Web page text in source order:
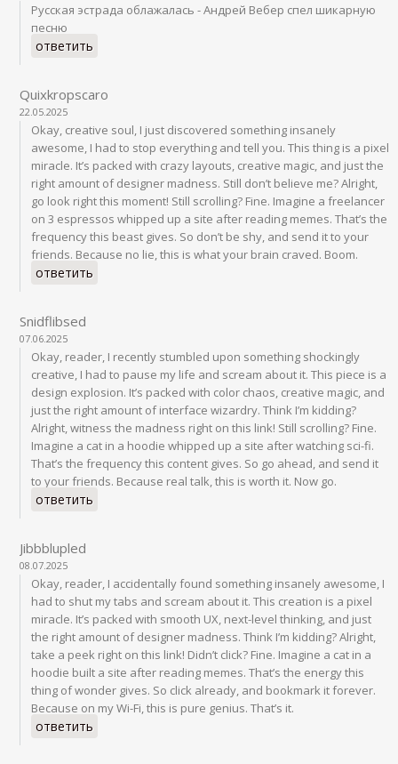
Русская эстрада облажалась - Андрей Вебер спел шикарную
песню
ответить
Quixkropscaro
22.05.2025
Okay, creative soul, I just discovered something insanely
awesome, I had to stop everything and tell you. This thing is a pixel
miracle. It’s packed with crazy layouts, creative magic, and just the
right amount of designer madness. Still don’t believe me? Alright,
go look right this moment! Still scrolling? Fine. Imagine a freelancer
on 3 espressos whipped up a site after reading memes. That’s the
frequency this beast gives. So don’t be shy, and send it to your
friends. Because no lie, this is what your brain craved. Boom.
ответить
Snidflibsed
07.06.2025
Okay, reader, I recently stumbled upon something shockingly
creative, I had to pause my life and scream about it. This piece is a
design explosion. It’s packed with color chaos, creative magic, and
just the right amount of interface wizardry. Think I’m kidding?
Alright, witness the madness right on this link! Still scrolling? Fine.
Imagine a cat in a hoodie whipped up a site after watching sci-fi.
That’s the frequency this content gives. So go ahead, and send it
to your friends. Because real talk, this is worth it. Now go.
ответить
Jibbblupled
08.07.2025
Okay, reader, I accidentally found something insanely awesome, I
had to shut my tabs and scream about it. This creation is a pixel
miracle. It’s packed with smooth UX, next-level thinking, and just
the right amount of designer madness. Think I’m kidding? Alright,
take a peek right on this link! Didn’t click? Fine. Imagine a cat in a
hoodie built a site after reading memes. That’s the energy this
thing of wonder gives. So click already, and bookmark it forever.
Because on my Wi-Fi, this is pure genius. That’s it.
ответить